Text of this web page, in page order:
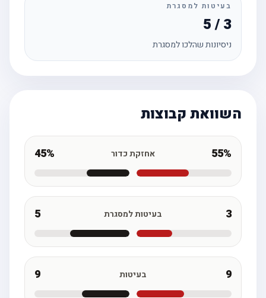
בעיטות למסגרת
5 / 3
ניסיונות שהלכו למסגרת
השוואת קבוצות
55% אחזקת כדור 45%
בעיטות למסגרת
בעיטות